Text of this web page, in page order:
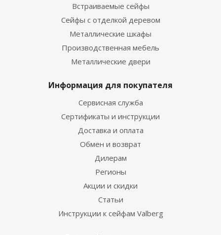
Встраиваемые сейфы
Сейфы с отделкой деревом
Металлические шкафы
Производственная мебель
Металлические двери
Информация для покупателя
Сервисная служба
Сертификаты и инструкции
Доставка и оплата
Обмен и возврат
Дилерам
Регионы
Акции и скидки
Статьи
Инструкции к сейфам Valberg